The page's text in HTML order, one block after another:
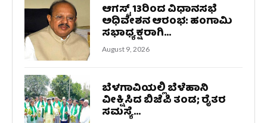
ಆಗಸ್ಟ್ 13ರಿಂದ ವಿಧಾನಸಭೆ
ಅಧಿವೇಶನ ಆರಂಭ: ಹಂಗಾಮಿ
ಸಭಾಧ್ಯಕ್ಷರಾಗಿ...
August 9, 2026
ಬೆಳಗಾವಿಯಲ್ಲಿ ಬೆಳೆಹಾನಿ
ವೀಕ್ಷಿಸಿದ ಬಿಜೆಪಿ ತಂಡ; ರೈತರ
ಸಮಸ್ಯೆ...